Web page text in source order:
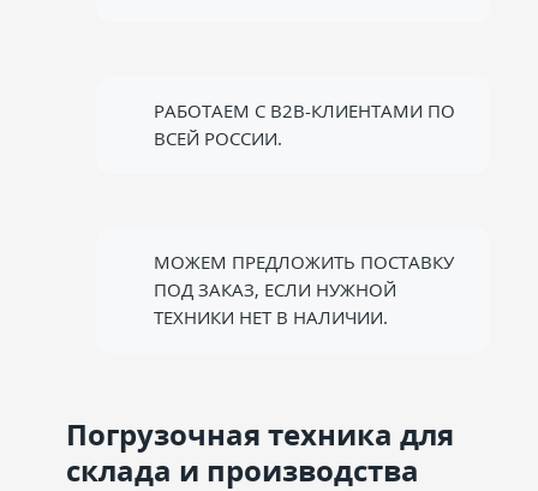
РАБОТАЕМ С B2B-КЛИЕНТАМИ ПО
ВСЕЙ РОССИИ.
МОЖЕМ ПРЕДЛОЖИТЬ ПОСТАВКУ
ПОД ЗАКАЗ, ЕСЛИ НУЖНОЙ
ТЕХНИКИ НЕТ В НАЛИЧИИ.
Погрузочная техника для
склада и производства